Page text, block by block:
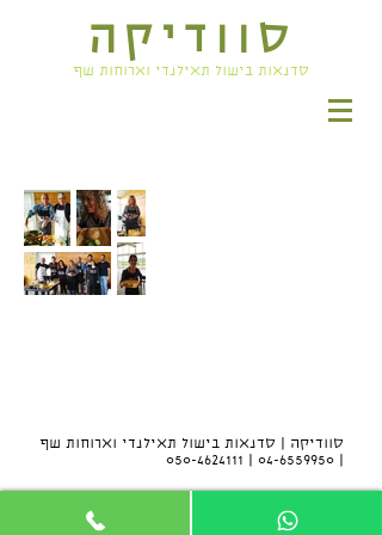
סוודיקה
סדנאות בישול תאילנדי וארוחות שף
סוודיקה | סדנאות בישול תאילנדי וארוחות שף
04-6559950
050-4624111
הצהרת נגישות